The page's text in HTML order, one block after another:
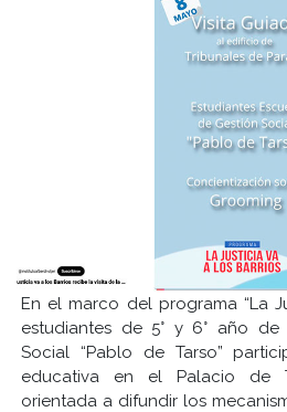
En el marco del programa “La
estudiantes de 5° y 6° año
Social “Pablo de Tarso”
educativa en el Palacio de
orientada a difundir los